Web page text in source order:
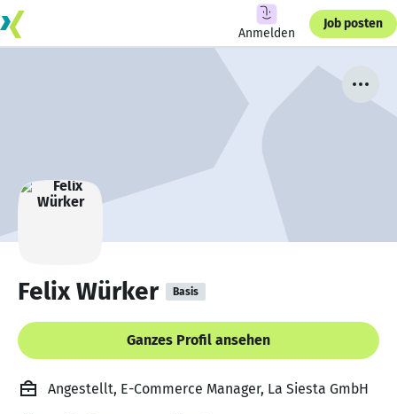
Anmelden
Job posten
Felix Würker Basis
Ganzes Profil ansehen
Angestellt, E-Commerce Manager, La Siesta GmbH